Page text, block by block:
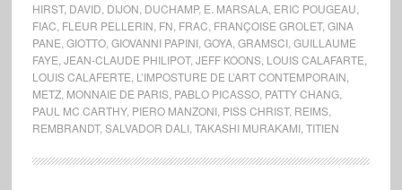
HIRST, DAVID DIJON DUCHAMP, E. MARSALA, ERIC POUGEAU
FIAC FLEUR PELLERIN FN FRAC FRANÇOISE GROLET, GINA
PANE GIOTTO, GIOVANNI PAPINI, GOYA, GRAMSCI, GUILLAUME
FAYE JEAN-CLAUDE PHILIPOT, JEFF KOONS, LOUIS CALAFARTE
LOUIS CALAFERTE L’IMPOSTURE DE L’ART CONTEMPORAIN
METZ, MONNAIE DE PARIS, PABLO PICASSO, PATTY CHANG,
PAUL MC CARTHY, PIERO MANZONI, PISS CHRIST, REIMS,
REMBRANDT, SALVADOR DALI, TAKASHI MURAKAMI, TITIEN